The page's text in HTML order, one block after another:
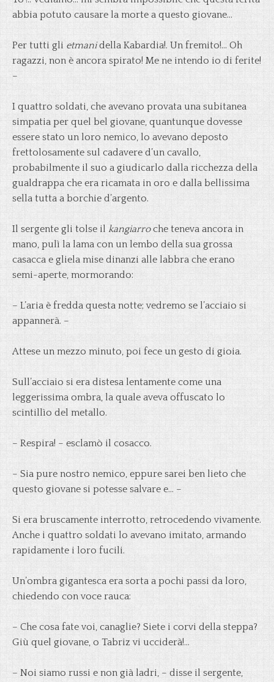
abbia potuto causare la morte a questo giovane…
Per tutti gli etmanidella Kabardia!. Un fremito!… Oh
ragazzi, non è ancora spirato! Me ne intendo io di ferite!
–
I quattro soldati, che avevano provata una subitanea
simpatia per quel bel giovane, quantunque dovesse
essere stato un loro nemico, lo avevano deposto
frettolosamente sul cadavere d’un cavallo,
probabilmente il suo a giudicarlo dalla ricchezza della
gualdrappa che era ricamata in oro e dalla bellissima
sella tutta a borchie d’argento.
Il sergente gli tolse il kangiarroche teneva ancora in
mano, pulì la lama con un lembo della sua grossa
casacca e gliela mise dinanzi alle labbra che erano
semi-aperte, mormorando:
– L’aria è fredda questa notte; vedremo se l’acciaio si
appannerà. –
Attese un mezzo minuto, poi fece un gesto di gioia.
Sull’acciaio si era distesa lentamente come una
leggerissima ombra, la quale aveva offuscato lo
scintillìo del metallo.
– Respira! – esclamò il cosacco.
– Sia pure nostro nemico, eppure sarei ben lieto che
questo giovane si potesse salvare e… –
Si era bruscamente interrotto, retrocedendo vivamente.
Anche i quattro soldati lo avevano imitato, armando
rapidamente i loro fucili.
Un’ombra gigantesca era sorta a pochi passi da loro,
chiedendo con voce rauca:
– Che cosa fate voi, canaglie? Siete i corvi della steppa?
Giù quel giovane, o Tabriz vi ucciderà!…
– Noi siamo russi e non già ladri, – disse il sergente,